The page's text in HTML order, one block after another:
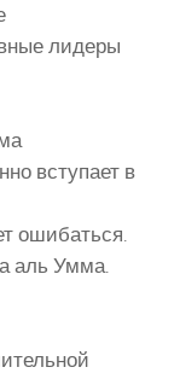
лидеры
вступает в
ошибаться.
аль Умма.